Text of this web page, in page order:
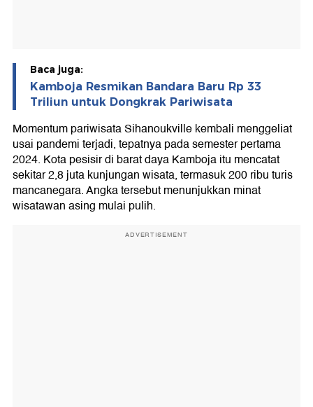
Baca juga:
Kamboja Resmikan Bandara Baru Rp 33
Triliun untuk Dongkrak Pariwisata
Momentum pariwisata Sihanoukville kembali menggeliat
usai pandemi terjadi, tepatnya pada semester pertama
2024. Kota pesisir di barat daya Kamboja itu mencatat
sekitar 2,8 juta kunjungan wisata, termasuk 200 ribu turis
mancanegara. Angka tersebut menunjukkan minat
wisatawan asing mulai pulih.
ADVERTISEMENT